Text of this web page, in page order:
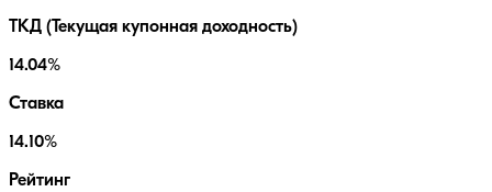
ТКД (Текущая купонная доходность)
14.04%
Ставка
14.10%
Рейтинг